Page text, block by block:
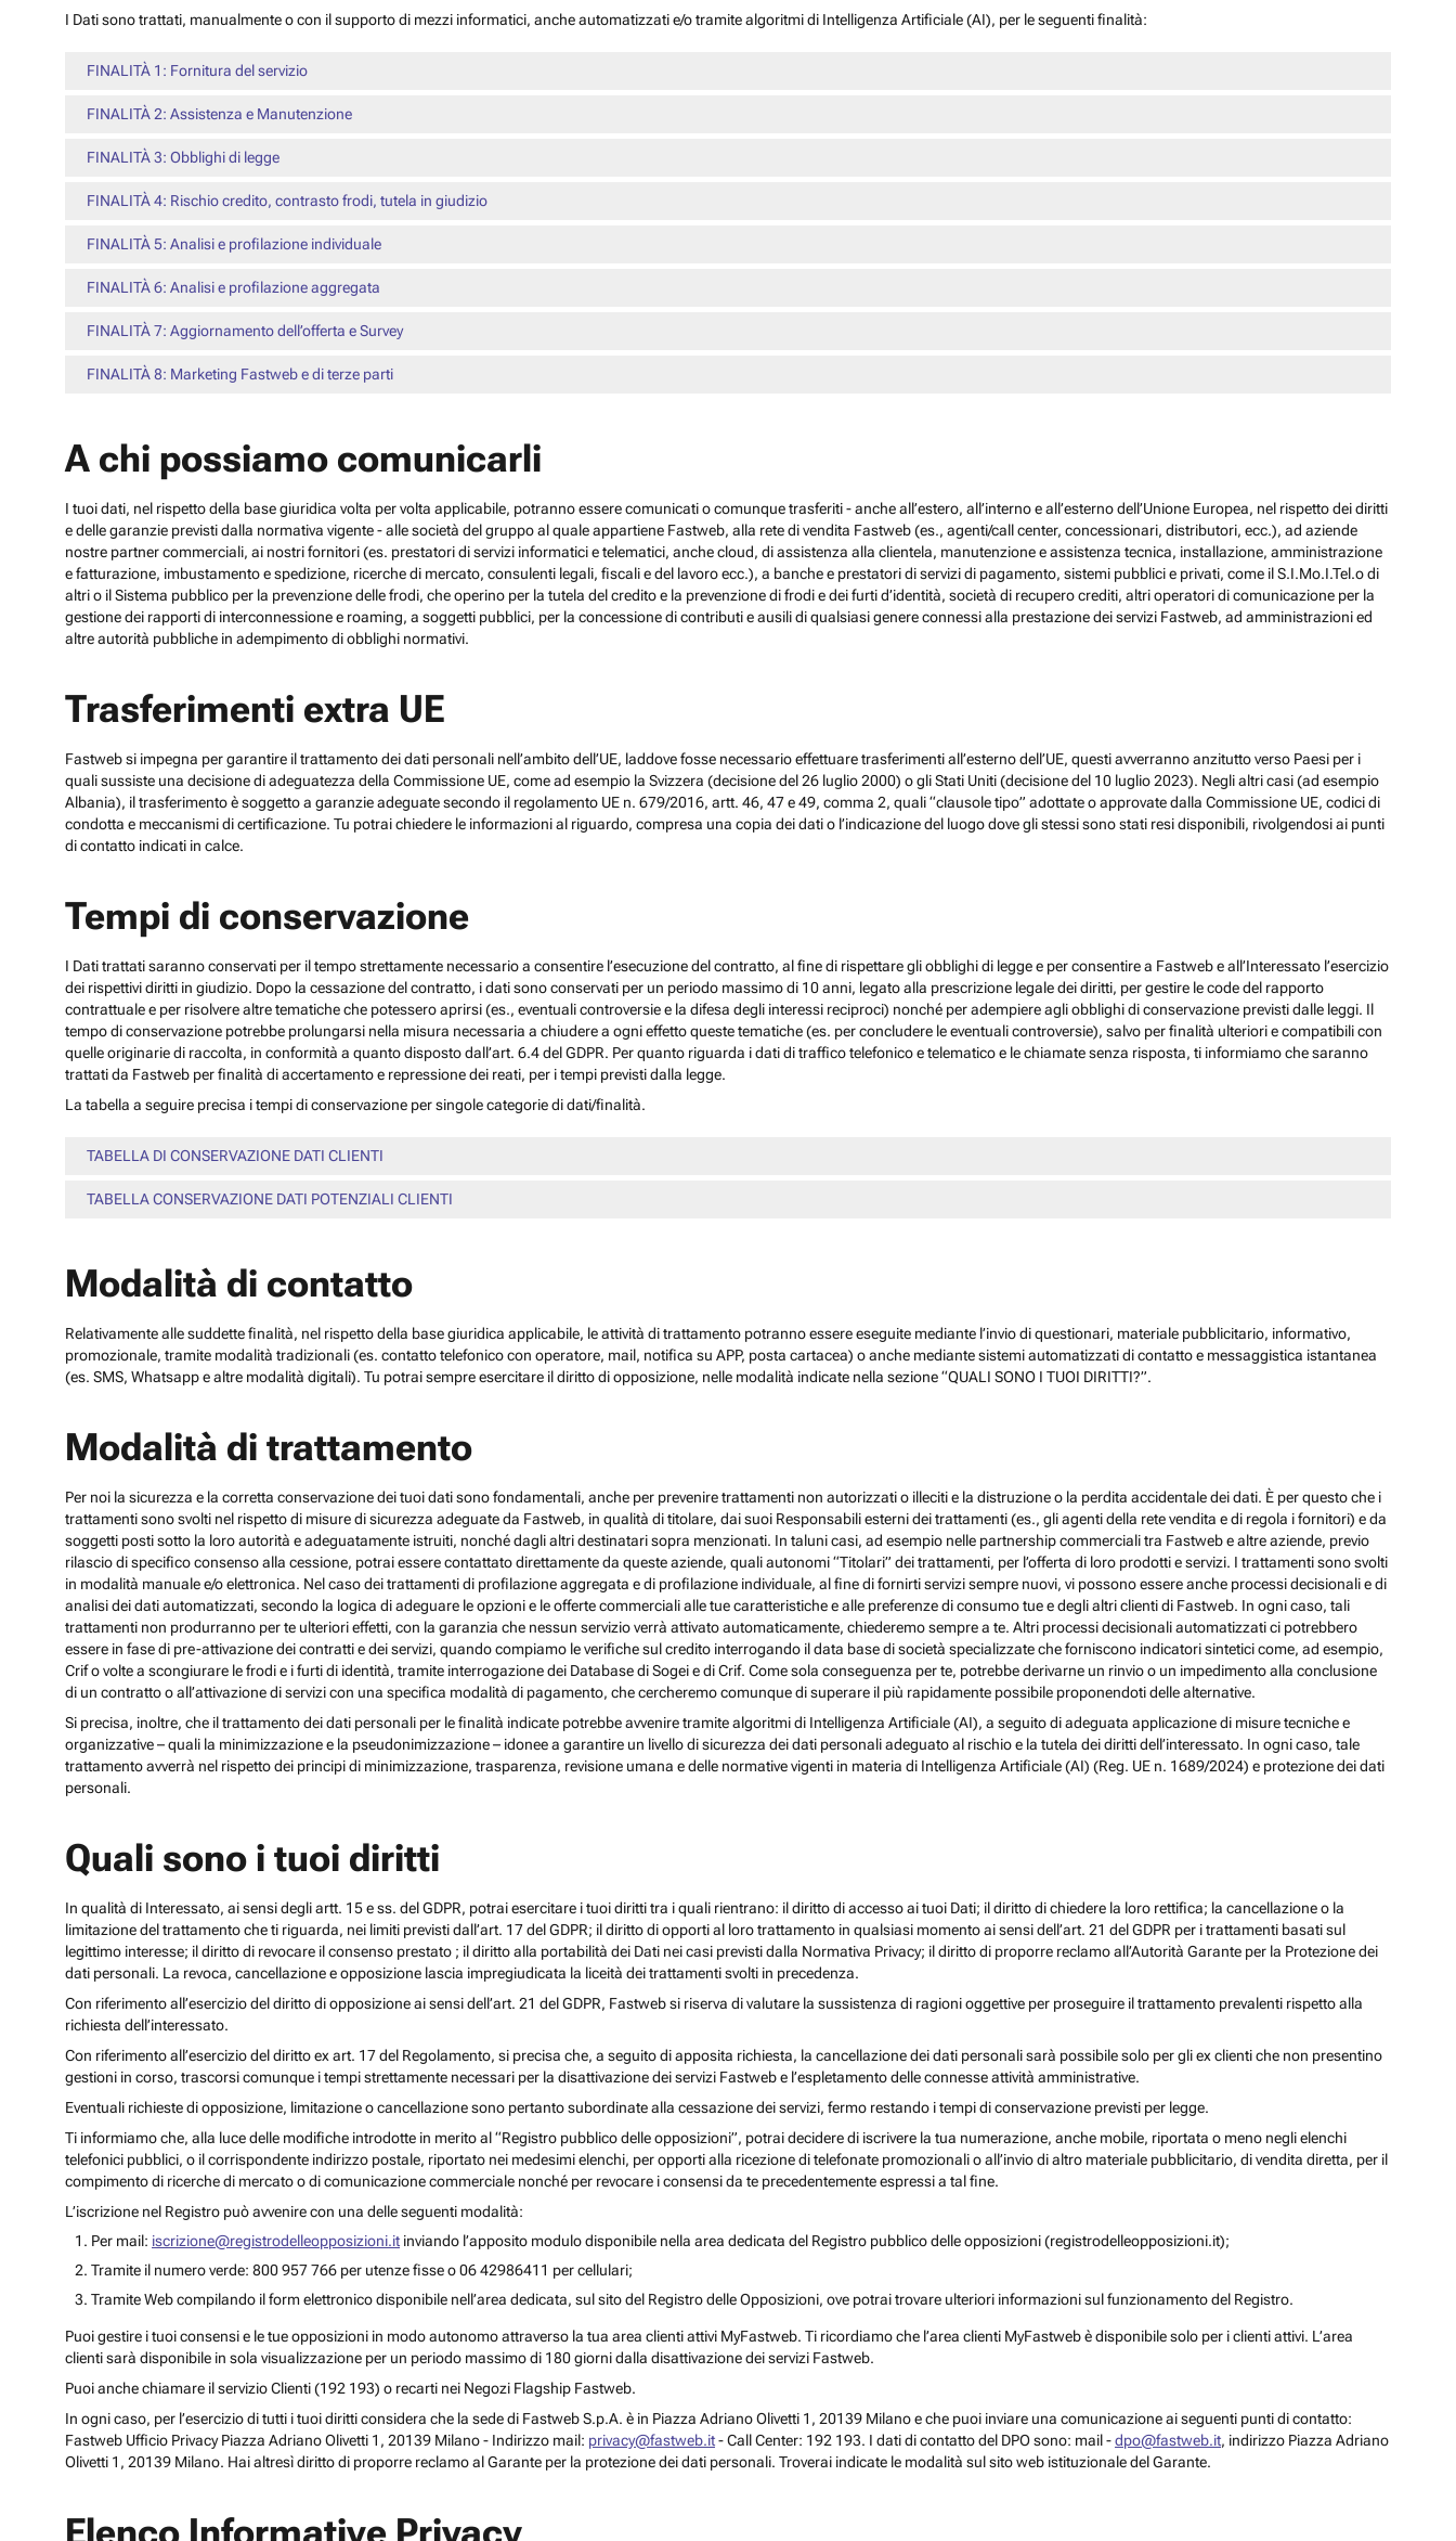
I Dati sono trattati, manualmente o con il supporto di mezzi informatici, anche automatizzati e/o tramite algoritmi di Intelligenza Artificiale (AI), per le seguenti finalità:
FINALITÀ 1: Fornitura del servizio
FINALITÀ 2: Assistenza e Manutenzione
FINALITÀ 3: Obblighi di legge
FINALITÀ 4: Rischio credito, contrasto frodi, tutela in giudizio
FINALITÀ 5: Analisi e profilazione individuale
FINALITÀ 6: Analisi e profilazione aggregata
FINALITÀ 7: Aggiornamento dell’offerta e Survey
FINALITÀ 8: Marketing Fastweb e di terze parti
A chi possiamo comunicarli
I tuoi dati, nel rispetto della base giuridica volta per volta applicabile, potranno essere comunicati o comunque trasferiti - anche all’estero, all’interno e all’esterno dell’Unione Europea, nel rispetto dei diritti
e delle garanzie previsti dalla normativa vigente - alle società del gruppo al quale appartiene Fastweb, alla rete di vendita Fastweb (es., agenti/call center, concessionari, distributori, ecc.), ad aziende
nostre partner commerciali, ai nostri fornitori (es. prestatori di servizi informatici e telematici, anche cloud, di assistenza alla clientela, manutenzione e assistenza tecnica, installazione, amministrazione
e fatturazione, imbustamento e spedizione, ricerche di mercato, consulenti legali, fiscali e del lavoro ecc.), a banche e prestatori di servizi di pagamento, sistemi pubblici e privati, come il S.I.Mo.I.Tel.o di
altri o il Sistema pubblico per la prevenzione delle frodi, che operino per la tutela del credito e la prevenzione di frodi e dei furti d’identità, società di recupero crediti, altri operatori di comunicazione per la
gestione dei rapporti di interconnessione e roaming, a soggetti pubblici, per la concessione di contributi e ausili di qualsiasi genere connessi alla prestazione dei servizi Fastweb, ad amministrazioni ed
altre autorità pubbliche in adempimento di obblighi normativi.
Trasferimenti extra UE
Fastweb si impegna per garantire il trattamento dei dati personali nell’ambito dell’UE, laddove fosse necessario effettuare trasferimenti all’esterno dell’UE, questi avverranno anzitutto verso Paesi per i
quali sussiste una decisione di adeguatezza della Commissione UE, come ad esempio la Svizzera (decisione del 26 luglio 2000) o gli Stati Uniti (decisione del 10 luglio 2023). Negli altri casi (ad esempio
Albania), il trasferimento è soggetto a garanzie adeguate secondo il regolamento UE n. 679/2016, artt. 46, 47 e 49, comma 2, quali “clausole tipo” adottate o approvate dalla Commissione UE, codici di
condotta e meccanismi di certificazione. Tu potrai chiedere le informazioni al riguardo, compresa una copia dei dati o l’indicazione del luogo dove gli stessi sono stati resi disponibili, rivolgendosi ai punti
di contatto indicati in calce.
Tempi di conservazione
I Dati trattati saranno conservati per il tempo strettamente necessario a consentire l’esecuzione del contratto, al fine di rispettare gli obblighi di legge e per consentire a Fastweb e all’Interessato l’esercizio
dei rispettivi diritti in giudizio. Dopo la cessazione del contratto, i dati sono conservati per un periodo massimo di 10 anni, legato alla prescrizione legale dei diritti, per gestire le code del rapporto
contrattuale e per risolvere altre tematiche che potessero aprirsi (es., eventuali controversie e la difesa degli interessi reciproci) nonché per adempiere agli obblighi di conservazione previsti dalle leggi. Il
tempo di conservazione potrebbe prolungarsi nella misura necessaria a chiudere a ogni effetto queste tematiche (es. per concludere le eventuali controversie), salvo per finalità ulteriori e compatibili con
quelle originarie di raccolta, in conformità a quanto disposto dall’art. 6.4 del GDPR. Per quanto riguarda i dati di traffico telefonico e telematico e le chiamate senza risposta, ti informiamo che saranno
trattati da Fastweb per finalità di accertamento e repressione dei reati, per i tempi previsti dalla legge.
La tabella a seguire precisa i tempi di conservazione per singole categorie di dati/finalità.
TABELLA DI CONSERVAZIONE DATI CLIENTI
TABELLA CONSERVAZIONE DATI POTENZIALI CLIENTI
Modalità di contatto
Relativamente alle suddette finalità, nel rispetto della base giuridica applicabile, le attività di trattamento potranno essere eseguite mediante l’invio di questionari, materiale pubblicitario, informativo,
promozionale, tramite modalità tradizionali (es. contatto telefonico con operatore, mail, notifica su APP, posta cartacea) o anche mediante sistemi automatizzati di contatto e messaggistica istantanea
(es. SMS, Whatsapp e altre modalità digitali). Tu potrai sempre esercitare il diritto di opposizione, nelle modalità indicate nella sezione “QUALI SONO I TUOI DIRITTI?”.
Modalità di trattamento
Per noi la sicurezza e la corretta conservazione dei tuoi dati sono fondamentali, anche per prevenire trattamenti non autorizzati o illeciti e la distruzione o la perdita accidentale dei dati. È per questo che i
trattamenti sono svolti nel rispetto di misure di sicurezza adeguate da Fastweb, in qualità di titolare, dai suoi Responsabili esterni dei trattamenti (es., gli agenti della rete vendita e di regola i fornitori) e da
soggetti posti sotto la loro autorità e adeguatamente istruiti, nonché dagli altri destinatari sopra menzionati. In taluni casi, ad esempio nelle partnership commerciali tra Fastweb e altre aziende, previo
rilascio di specifico consenso alla cessione, potrai essere contattato direttamente da queste aziende, quali autonomi “Titolari” dei trattamenti, per l’offerta di loro prodotti e servizi. I trattamenti sono svolti
in modalità manuale e/o elettronica. Nel caso dei trattamenti di profilazione aggregata e di profilazione individuale, al fine di fornirti servizi sempre nuovi, vi possono essere anche processi decisionali e di
analisi dei dati automatizzati, secondo la logica di adeguare le opzioni e le offerte commerciali alle tue caratteristiche e alle preferenze di consumo tue e degli altri clienti di Fastweb. In ogni caso, tali
trattamenti non produrranno per te ulteriori effetti, con la garanzia che nessun servizio verrà attivato automaticamente, chiederemo sempre a te. Altri processi decisionali automatizzati ci potrebbero
essere in fase di pre-attivazione dei contratti e dei servizi, quando compiamo le verifiche sul credito interrogando il data base di società specializzate che forniscono indicatori sintetici come, ad esempio,
Crif o volte a scongiurare le frodi e i furti di identità, tramite interrogazione dei Database di Sogei e di Crif. Come sola conseguenza per te, potrebbe derivarne un rinvio o un impedimento alla conclusione
di un contratto o all’attivazione di servizi con una specifica modalità di pagamento, che cercheremo comunque di superare il più rapidamente possibile proponendoti delle alternative.
Si precisa, inoltre, che il trattamento dei dati personali per le finalità indicate potrebbe avvenire tramite algoritmi di Intelligenza Artificiale (AI), a seguito di adeguata applicazione di misure tecniche e
organizzative – quali la minimizzazione e la pseudonimizzazione – idonee a garantire un livello di sicurezza dei dati personali adeguato al rischio e la tutela dei diritti dell’interessato. In ogni caso, tale
trattamento avverrà nel rispetto dei principi di minimizzazione, trasparenza, revisione umana e delle normative vigenti in materia di Intelligenza Artificiale (AI) (Reg. UE n. 1689/2024) e protezione dei dati
personali.
Quali sono i tuoi diritti
In qualità di Interessato, ai sensi degli artt. 15 e ss. del GDPR, potrai esercitare i tuoi diritti tra i quali rientrano: il diritto di accesso ai tuoi Dati; il diritto di chiedere la loro rettifica; la cancellazione o la
limitazione del trattamento che ti riguarda, nei limiti previsti dall’art. 17 del GDPR; il diritto di opporti al loro trattamento in qualsiasi momento ai sensi dell’art. 21 del GDPR per i trattamenti basati sul
legittimo interesse; il diritto di revocare il consenso prestato ; il diritto alla portabilità dei Dati nei casi previsti dalla Normativa Privacy; il diritto di proporre reclamo all’Autorità Garante per la Protezione dei
dati personali. La revoca, cancellazione e opposizione lascia impregiudicata la liceità dei trattamenti svolti in precedenza.
Con riferimento all’esercizio del diritto di opposizione ai sensi dell’art. 21 del GDPR, Fastweb si riserva di valutare la sussistenza di ragioni oggettive per proseguire il trattamento prevalenti rispetto alla
richiesta dell’interessato.
Con riferimento all’esercizio del diritto ex art. 17 del Regolamento, si precisa che, a seguito di apposita richiesta, la cancellazione dei dati personali sarà possibile solo per gli ex clienti che non presentino
gestioni in corso, trascorsi comunque i tempi strettamente necessari per la disattivazione dei servizi Fastweb e l’espletamento delle connesse attività amministrative.
Eventuali richieste di opposizione, limitazione o cancellazione sono pertanto subordinate alla cessazione dei servizi, fermo restando i tempi di conservazione previsti per legge.
Ti informiamo che, alla luce delle modifiche introdotte in merito al “Registro pubblico delle opposizioni”, potrai decidere di iscrivere la tua numerazione, anche mobile, riportata o meno negli elenchi
telefonici pubblici, o il corrispondente indirizzo postale, riportato nei medesimi elenchi, per opporti alla ricezione di telefonate promozionali o all’invio di altro materiale pubblicitario, di vendita diretta, per il
compimento di ricerche di mercato o di comunicazione commerciale nonché per revocare i consensi da te precedentemente espressi a tal fine.
L’iscrizione nel Registro può avvenire con una delle seguenti modalità:
Per mail: iscrizione@registrodelleopposizioni.it inviando l’apposito modulo disponibile nella area dedicata del Registro pubblico delle opposizioni (registrodelleopposizioni.it);
Tramite il numero verde: 800 957 766 per utenze fisse o 06 42986411 per cellulari;
Tramite Web compilando il form elettronico disponibile nell’area dedicata, sul sito del Registro delle Opposizioni, ove potrai trovare ulteriori informazioni sul funzionamento del Registro.
Puoi gestire i tuoi consensi e le tue opposizioni in modo autonomo attraverso la tua area clienti attivi MyFastweb. Ti ricordiamo che l’area clienti MyFastweb è disponibile solo per i clienti attivi. L’area
clienti sarà disponibile in sola visualizzazione per un periodo massimo di 180 giorni dalla disattivazione dei servizi Fastweb.
Puoi anche chiamare il servizio Clienti (192 193) o recarti nei Negozi Flagship Fastweb.
In ogni caso, per l’esercizio di tutti i tuoi diritti considera che la sede di Fastweb S.p.A. è in Piazza Adriano Olivetti 1, 20139 Milano e che puoi inviare una comunicazione ai seguenti punti di contatto:
Fastweb Ufficio Privacy Piazza Adriano Olivetti 1, 20139 Milano - Indirizzo mail: privacy@fastweb.it- Call Center: 192 193. I dati di contatto del DPO sono: mail -dpo@fastweb.it, indirizzo Piazza Adriano
Olivetti 1, 20139 Milano. Hai altresì diritto di proporre reclamo al Garante per la protezione dei dati personali. Troverai indicate le modalità sul sito web istituzionale del Garante.